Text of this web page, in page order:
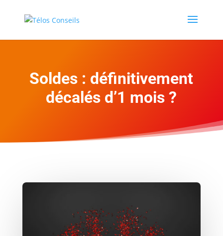
Soldes : définitivement
décalés d’1 mois ?